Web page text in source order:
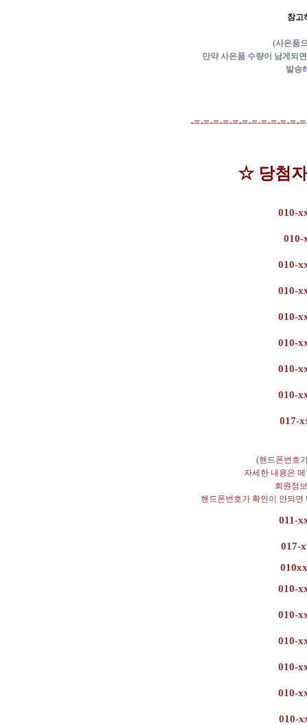
참고
(사은품
만약 사은품 수량이 남게되
발송
-=-=-=-=-=-=-=-=-=-=-=-
☆ 당첨
010-
010-
010-
010-
010-
010-
010-
010-
017-
(핸드폰번호
자세한 내용은
회원정
핸드폰번호가 확인이 안되
011-
017-
010-
010-
010-
010-
010-
010-